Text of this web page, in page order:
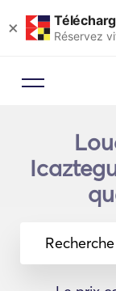
× Réservez
Recherche